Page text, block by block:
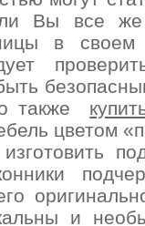
Вы все
в
также
цветом
и